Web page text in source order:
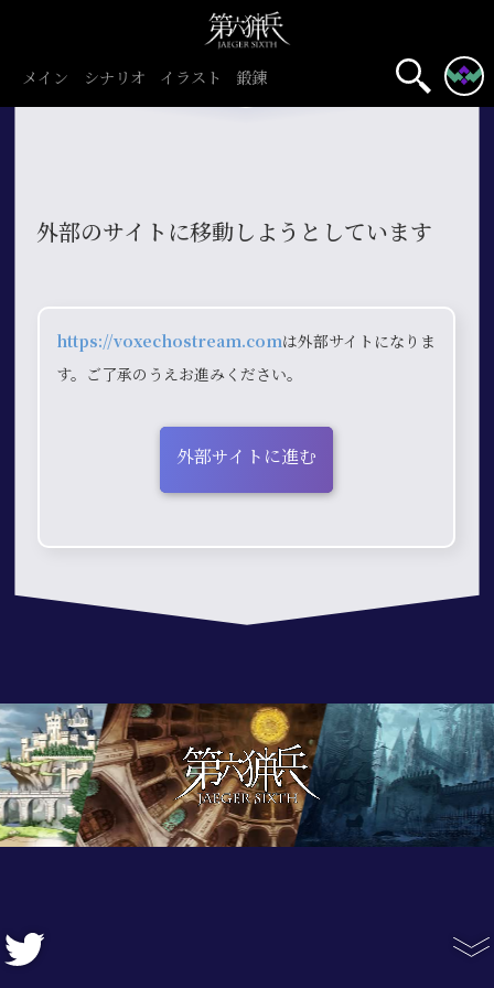
メイン シナリオ イラスト 鍛錬
外部のサイトに移動しようとしています
https://voxechostream.comは外部サイトになりま
す。ご了承のうえお進みください。
外部サイトに進む